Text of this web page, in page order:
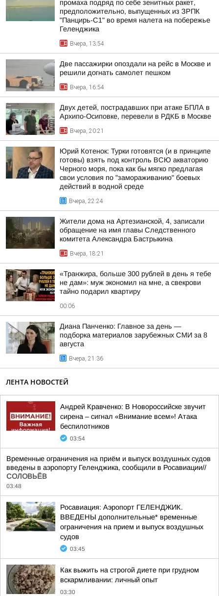
промаха подряд по себе зенитных ракет,
предположительно, выпущенных из ЗРПК
"Панцирь-С1" во время налета на побережье
Геленджика
Вчера, 13:54
Две пассажирки опоздали на рейс в Москве и
решили догнать самолет пешком
Вчера, 16:54
Двух детей, пострадавших при атаке БПЛА в
Архипо-Осиповке, перевели в РДКБ в Москве
Вчера, 20:21
Юрий Котенок: Турки готовятся (и в принципе
готовы) взять под контроль ВСЮ акваторию
Черного моря, пока как бы мягко предлагая
свои условия по "замораживанию" боевых
действий в водной среде
Вчера, 22:24
Жители дома на Артезианской, 4, записали
обращение на имя главы Следственного
комитета Александра Бастрыкина
Вчера, 18:21
«Транжира, больше 300 рублей в день я тебе
не дам»: муж экономил на мне, а свекрови
тайно подарил квартиру
00:06
Диана Панченко: Главное за день —
подборка материалов зарубежных СМИ за 8
августа
Вчера, 21:36
ЛЕНТА НОВОСТЕЙ
Андрей Кравченко: В Новороссийске звучит
сирена – сигнал «Внимание всем»! Атака
беспилотников
03:54
Временные ограничения на приём и выпуск воздушных судов
введены в аэропорту Геленджика, сообщили в Росавиации//
СОЛОВЬЁВ
03:48
Росавиация: Аэропорт ГЕЛЕНДЖИК.
ВВЕДЕНЫ дополнительные* временные
ограничения на прием и выпуск воздушных
судов
03:45
Как выжить на строгой диете при грудном
вскармливании: личный опыт
03:30